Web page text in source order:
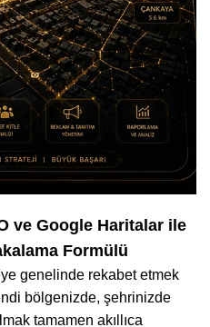
ve Google Haritalar ile
Formülü
genelinde rekabet etmek
bölgenizde, şehrinizde
tamamen akıllıca